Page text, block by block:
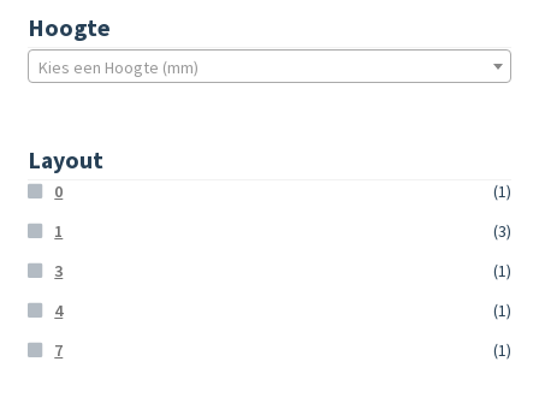
Hoogte
Kies een Hoogte (mm)
Layout
0
(1)
1
(3)
3
(1)
4
(1)
7
(1)